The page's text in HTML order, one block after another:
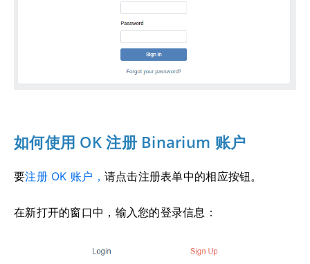
如何使用 OK 注册 Binarium 账户
要注册 OK 账户， 请点击注册表单中的相应按钮。
在新打开的窗口中，输入您的登录信息：